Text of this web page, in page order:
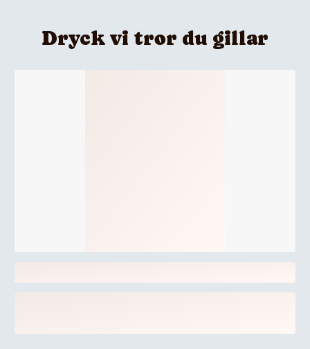
Dryck vi tror du gillar